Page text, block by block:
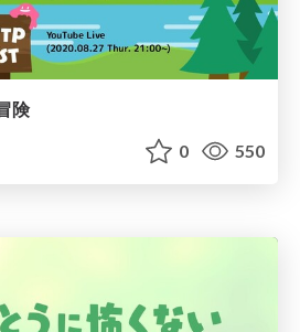
険
0 550